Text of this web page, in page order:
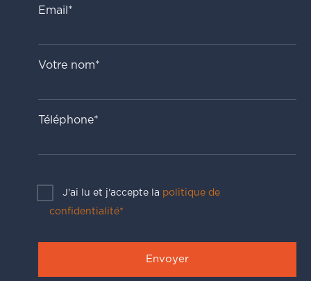
Email*
Votre nom*
Téléphone*
J'ai lu et j'accepte la politique de
confidentialité*